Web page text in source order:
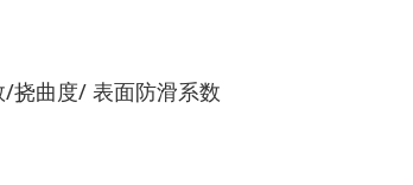
挠曲度/ 表面防滑系数